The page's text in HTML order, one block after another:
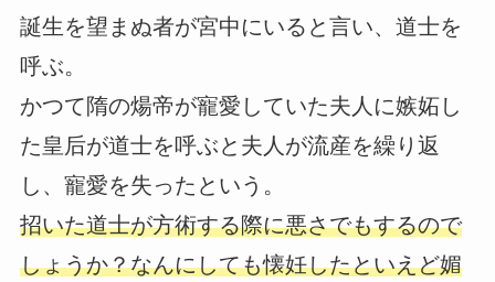
誕生を望まぬ者が宮中にいると言い、道士を
呼ぶ。
かつて隋の煬帝が寵愛していた夫人に嫉妬し
た皇后が道士を呼ぶと夫人が流産を繰り返
し、寵愛を失ったという。
招いた道士が方術する際に悪さでもするので
しょうか？なんにしても懐妊したといえど媚